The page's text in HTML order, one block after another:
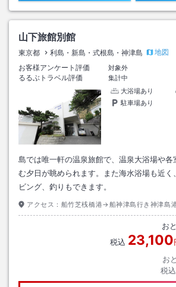
山下旅館別館
東京都 利島・新島・式根島・神津島
地図
お客様アンケート評価
対象外
るるぶトラベル評価
集計中
大浴場あり
駐車場あり
島では唯一軒の温泉旅館で、温泉大浴場や
む夕日が眺められます。また海水浴場も近く
ビング、釣りもできます。
アクセス： 船竹芝桟橋港→船神津島行き神津島
お
税込 23,100
お
税込